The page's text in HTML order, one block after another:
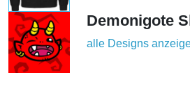
Demonigote
alle Designs